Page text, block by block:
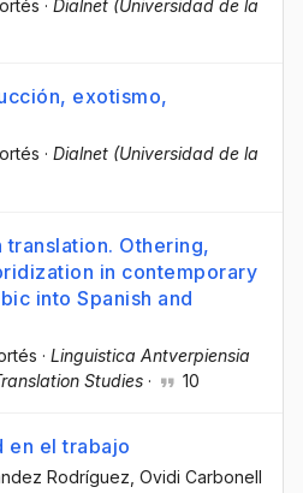
· Dialnet (Universidad de la
exotismo,
· Dialnet (Universidad de la
Othering,
in contemporary
into Spanish and
· Linguistica Antverpiensia
Studies · 10
en el trabajo
Rodríguez , Ovidi Carbonell